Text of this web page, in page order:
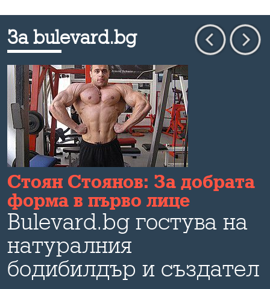
За bulevard.bg
Стоян Стоянов: За добрата
форма в първо лице
Bulevard.bg гостува на
натуралния
бодибилдър и създател